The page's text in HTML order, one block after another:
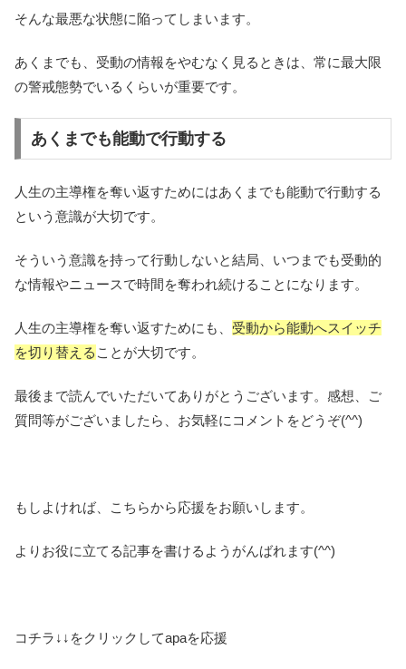
そんな最悪な状態に陥ってしまいます。
あくまでも、受動の情報をやむなく見るときは、常に最大限
の警戒態勢でいるくらいが重要です。
あくまでも能動で行動する
人生の主導権を奪い返すためにはあくまでも能動で行動する
という意識が大切です。
そういう意識を持って行動しないと結局、いつまでも受動的
な情報やニュースで時間を奪われ続けることになります。
人生の主導権を奪い返すためにも、 受動から能動へスイッチ
を切り替える ことが大切です。
最後まで読んでいただいてありがとうございます。感想、ご
質問等がございましたら、お気軽にコメントをどうぞ(^^)
もしよければ、こちらから応援をお願いします。
よりお役に立てる記事を書けるようがんばれます(^^)
コチラ↓↓をクリックしてapaを応援